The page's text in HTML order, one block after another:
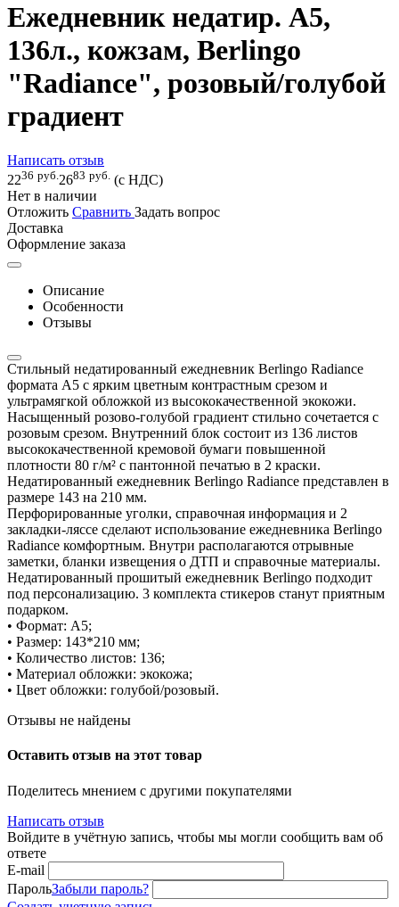
Ежедневник недатир. A5,
136л., кожзам, Berlingo
"Radiance", розовый/голубой
градиент
Написать отзыв
2236 руб. 2683 руб. (с НДС)
Нет в наличии
Отложить Сравнить Задать вопрос
Доставка
Оформление заказа
Описание
Особенности
Отзывы
Стильный недатированный ежедневник Berlingo Radiance
формата A5 с ярким цветным контрастным срезом и
ультрамягкой обложкой из высококачественной экокожи.
Насыщенный розово-голубой градиент стильно сочетается с
розовым срезом. Внутренний блок состоит из 136 листов
высококачественной кремовой бумаги повышенной
плотности 80 г/м² с пантонной печатью в 2 краски.
Недатированный ежедневник Berlingo Radiance представлен в
размере 143 на 210 мм.
Перфорированные уголки, справочная информация и 2
закладки-ляссе сделают использование ежедневника Berlingo
Radiance комфортным. Внутри располагаются отрывные
заметки, бланки извещения о ДТП и справочные материалы.
Недатированный прошитый ежедневник Berlingo подходит
под персонализацию. 3 комплекта стикеров станут приятным
подарком.
• Формат: A5;
• Размер: 143*210 мм;
• Количество листов: 136;
• Материал обложки: экокожа;
• Цвет обложки: голубой/розовый.
Отзывы не найдены
Оставить отзыв на этот товар
Поделитесь мнением с другими покупателями
Написать отзыв
Войдите в учётную запись, чтобы мы могли сообщить вам об
ответе
E-mail
ПарольЗабыли пароль?